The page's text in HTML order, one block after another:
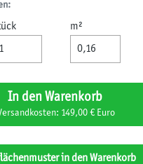
m²
In den Warenkorb
Versandkosten: 149,00 € Euro
in den Warenkorb